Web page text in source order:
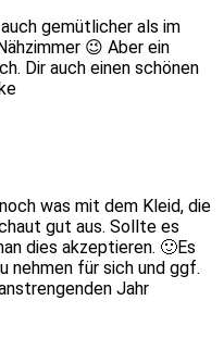
gemütlicher als im
😉 Aber ein
Dir auch einen schönen
was mit dem Kleid, die
gut aus. Sollte es
dies akzeptieren. 🙂Es
nehmen für sich und ggf.
Jahr